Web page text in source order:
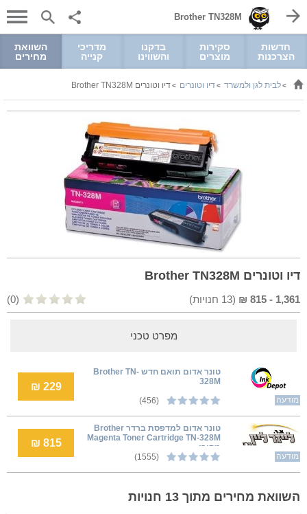
Brother TN328M
חדשות
הצרכנות
סקירות
מוצרים
בדקנו
והשווינו
מדריכי
קנייה
השוואת
מחירים
>לבית לגן ולמשרד >דיו וטונרים >דיו וטונרים Brother TN328M
דיו וטונרים Brother TN328M
1,361
-
815
₪
(
13 חנויות) (0)
מפרט טכני
מודעה
טונר אדום תואם חדש Brother TN-
328M
(456)
229 ₪
מודעה
טונר אדום למדפסת ברדר Brother
Magenta Toner Cartridge TN-328M
מקורי
(1555)
815 ₪
השוואת מחירים מתוך 13 חנויות